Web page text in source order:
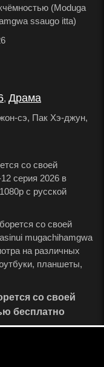
(Moduga
ssaugo itta)
, Драма
сэ, Пак Хэ-джун,
со своей
серия 2026 в
с русской
со своей
mugachihamgwa
на различных
планшеты,
со своей
бесплатно